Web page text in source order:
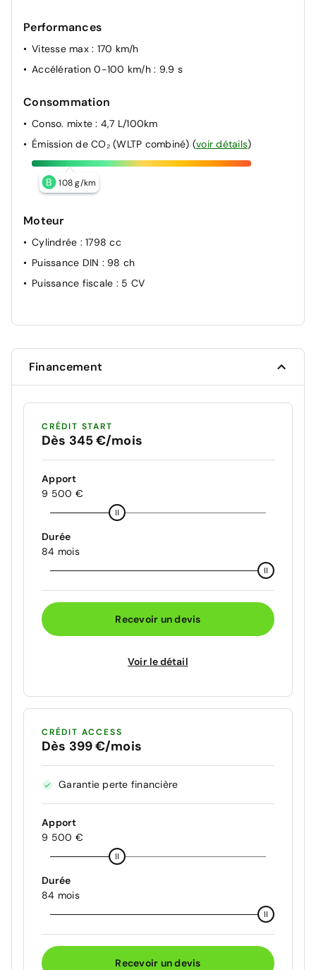
adaptatif intelligent allant jusqu'à l'arrêt (ACC), Lecture
(RSA) et Gestion automatique des feux de route (AHB),
Système d’arrêt d’urgence autonome (EDSS)
Peinture non métallisée avec Toit Noir (Bi-ton)
Performances
Vitesse max : 170 km/h
Accélération 0-100 km/h : 9.9 s
Consommation
Conso. mixte: 4,7 L/100km
Émission de CO₂ (WLTP combiné) (voir détails)
B 108 g/km
Moteur
Cylindrée : 1798 cc
Puissance DIN : 98 ch
Puissance fiscale : 5 CV
Financement
CRÉDIT START
Dès 345 €/mois
Apport
9 500 €
Durée
84 mois
Recevoir un devis
Voir le détail
CRÉDIT ACCESS
Dès 399 €/mois
Garantie perte financière
Apport
9 500 €
Durée
84 mois
Recevoir un devis